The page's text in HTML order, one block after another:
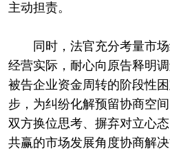
主动担责。
同时，法官充分考量市
经营实际，耐心向原告释明
被告企业资金周转的阶段性
步，为纠纷化解预留协商空
双方换位思考、摒弃对立心
共赢的市场发展角度协商解决